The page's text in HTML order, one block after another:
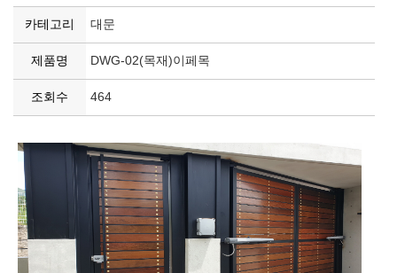
카테고리 대문
제품명 DWG-02(목재)이페목
조회수 464